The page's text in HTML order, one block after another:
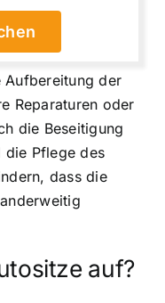
Aufbereitung der
Reparaturen oder
die Beseitigung
die Pflege des
dass die
auf?